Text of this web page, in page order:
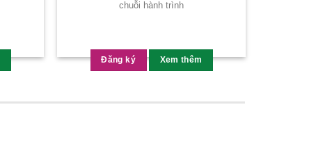
chuỗi hành trình
Đăng ký Xem thêm